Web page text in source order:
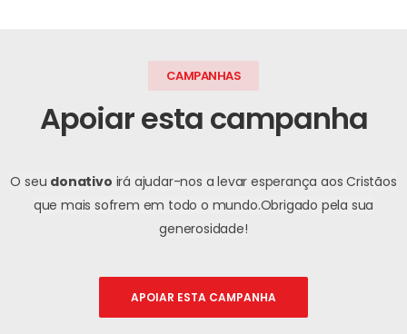
CAMPANHAS
Apoiar esta campanha
O seu donativo irá ajudar-nos a levar esperança aos Cristãos
que mais sofrem em todo o mundo.Obrigado pela sua
generosidade!
APOIAR ESTA CAMPANHA